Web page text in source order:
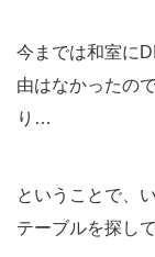
今までは和室に
由はなかったの
り…
ということで、
テーブルを探し